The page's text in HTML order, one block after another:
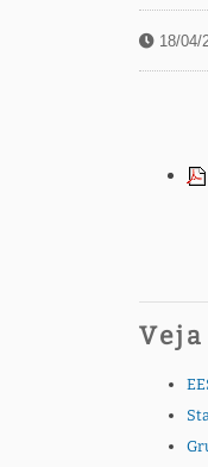
18/04/